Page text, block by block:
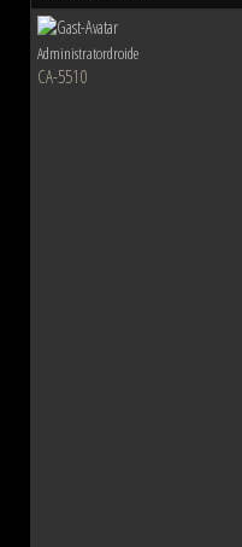
Administratordroide
CA-5510